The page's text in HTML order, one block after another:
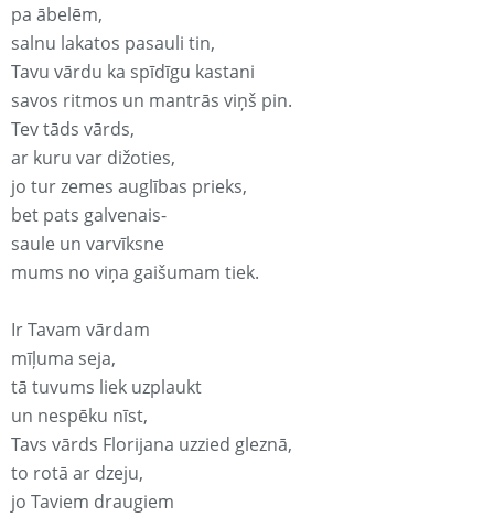
pa ābelēm,
salnu lakatos pasauli tin,
Tavu vārdu ka spīdīgu kastani
savos ritmos un mantrās viņš pin.
Tev tāds vārds,
ar kuru var dižoties,
jo tur zemes auglības prieks,
bet pats galvenais-
saule un varvīksne
mums no viņa gaišumam tiek.
Ir Tavam vārdam
mīļuma seja,
tā tuvums liek uzplaukt
un nespēku nīst,
Tavs vārds Florijana uzzied gleznā,
to rotā ar dzeju,
jo Taviem draugiem